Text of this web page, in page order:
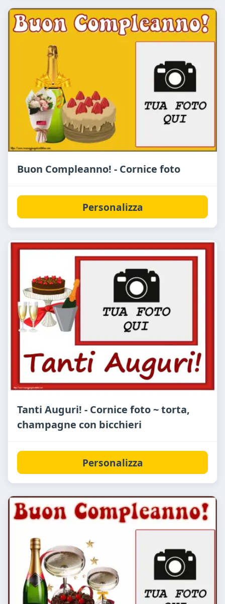
Buon Compleanno! - Cornice foto
Personalizza
Tanti Auguri! - Cornice foto ~ torta,
champagne con bicchieri
Personalizza